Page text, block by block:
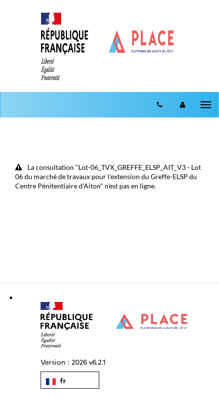
La consultation "Lot-06_TVX_GREFFE_ELSP_AIT_V3 - Lot
06 du marché de travaux pour l'extension du Greffe-ELSP du
Centre Pénitentiaire d'Aiton" n'est pas en ligne.
Version : 2026 v6.2.1
fr